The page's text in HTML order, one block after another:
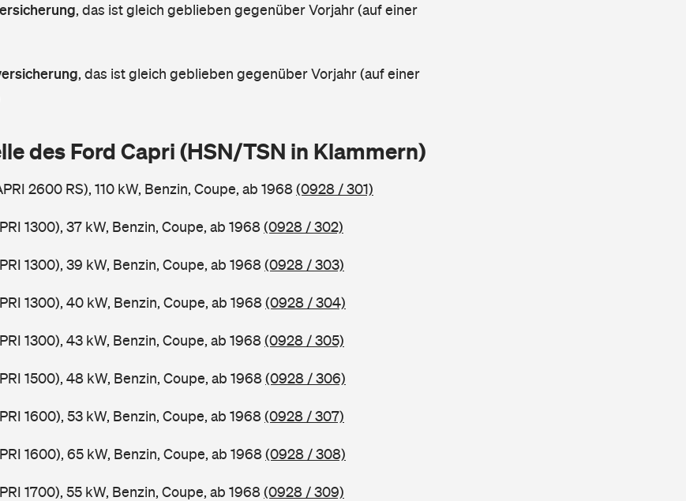
, das ist gleich geblieben gegenüber Vorjahr (auf einer
, das ist gleich geblieben gegenüber Vorjahr (auf einer
des Ford Capri (HSN/TSN in Klammern)
2600 RS), 110 kW, Benzin, Coupe, ab 1968(0928 / 301)
1300), 37 kW, Benzin, Coupe, ab 1968(0928 / 302)
1300), 39 kW, Benzin, Coupe, ab 1968(0928 / 303)
1300), 40 kW, Benzin, Coupe, ab 1968(0928 / 304)
1300), 43 kW, Benzin, Coupe, ab 1968(0928 / 305)
1500), 48 kW, Benzin, Coupe, ab 1968(0928 / 306)
1600), 53 kW, Benzin, Coupe, ab 1968(0928 / 307)
1600), 65 kW, Benzin, Coupe, ab 1968(0928 / 308)
1700), 55 kW, Benzin, Coupe, ab 1968(0928 / 309)